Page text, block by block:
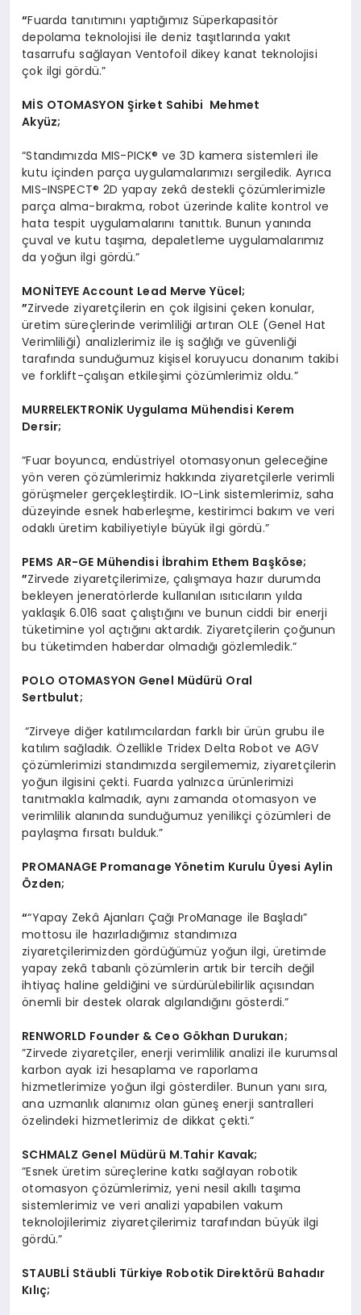
“Fuarda tanıtımını yaptığımız Süperkapasitör
depolama teknolojisi ile deniz taşıtlarında yakıt
tasarrufu sağlayan Ventofoil dikey kanat teknolojisi
çok ilgi gördü.”
MİS OTOMASYON Şirket Sahibi Mehmet
Akyüz;
“Standımızda MIS-PICK® ve 3D kamera sistemleri ile
kutu içinden parça uygulamalarımızı sergiledik. Ayrıca
MIS-INSPECT® 2D yapay zekâ destekli çözümlerimizle
parça alma-bırakma, robot üzerinde kalite kontrol ve
hata tespit uygulamalarını tanıttık. Bunun yanında
çuval ve kutu taşıma, depaletleme uygulamalarımız
da yoğun ilgi gördü.”
MONİTEYE Account Lead Merve Yücel;
”Zirvede ziyaretçilerin en çok ilgisini çeken konular,
üretim süreçlerinde verimliliği artıran OLE (Genel Hat
Verimliliği) analizlerimiz ile iş sağlığı ve güvenliği
tarafında sunduğumuz kişisel koruyucu donanım takibi
ve forklift-çalışan etkileşimi çözümlerimiz oldu.”
MURRELEKTRONİK Uygulama Mühendisi Kerem
Dersir;
“Fuar boyunca, endüstriyel otomasyonun geleceğine
yön veren çözümlerimiz hakkında ziyaretçilerle verimli
görüşmeler gerçekleştirdik. IO-Link sistemlerimiz, saha
düzeyinde esnek haberleşme, kestirimci bakım ve veri
odaklı üretim kabiliyetiyle büyük ilgi gördü.”
PEMS AR-GE Mühendisi İbrahim Ethem Başköse;
”Zirvede ziyaretçilerimize, çalışmaya hazır durumda
bekleyen jeneratörlerde kullanılan ısıtıcıların yılda
yaklaşık 6.016 saat çalıştığını ve bunun ciddi bir enerji
tüketimine yol açtığını aktardık. Ziyaretçilerin çoğunun
bu tüketimden haberdar olmadığı gözlemledik.”
POLO OTOMASYON Genel Müdürü Oral
Sertbulut;
“Zirveye diğer katılımcılardan farklı bir ürün grubu ile
katılım sağladık. Özellikle Tridex Delta Robot ve AGV
çözümlerimizi standımızda sergilememiz, ziyaretçilerin
yoğun ilgisini çekti. Fuarda yalnızca ürünlerimizi
tanıtmakla kalmadık, aynı zamanda otomasyon ve
verimlilik alanında sunduğumuz yenilikçi çözümleri de
paylaşma fırsatı bulduk.”
PROMANAGE Promanage Yönetim Kurulu Üyesi Aylin
Özden;
““Yapay Zekâ Ajanları Çağı ProManage ile Başladı”
mottosu ile hazırladığımız standımıza
ziyaretçilerimizden gördüğümüz yoğun ilgi, üretimde
yapay zekâ tabanlı çözümlerin artık bir tercih değil
ihtiyaç haline geldiğini ve sürdürülebilirlik açısından
önemli bir destek olarak algılandığını gösterdi.”
RENWORLD Founder & Ceo Gökhan Durukan;
”Zirvede ziyaretçiler, enerji verimlilik analizi ile kurumsal
karbon ayak izi hesaplama ve raporlama
hizmetlerimize yoğun ilgi gösterdiler. Bunun yanı sıra,
ana uzmanlık alanımız olan güneş enerji santralleri
özelindeki hizmetlerimiz de dikkat çekti.”
SCHMALZ Genel Müdürü M.Tahir Kavak;
”Esnek üretim süreçlerine katkı sağlayan robotik
otomasyon çözümlerimiz, yeni nesil akıllı taşıma
sistemlerimiz ve veri analizi yapabilen vakum
teknolojilerimiz ziyaretçilerimiz tarafından büyük ilgi
gördü.”
STAUBLİ Stäubli Türkiye Robotik Direktörü Bahadır
Kılıç;